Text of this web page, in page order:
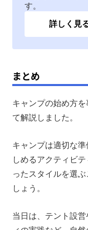
す。
詳しく見
まとめ
キャンプの始め方
て解説しました。
キャンプは適切な
しめるアクティビ
ったスタイルを選
しょう。
当日は、テント設